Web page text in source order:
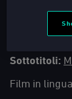
:fra
Sottotitoli:
Film in